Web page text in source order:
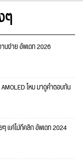
ๆ
นง่าย อัพเดท 2026
ไหม มาดูคำตอบกัน
แค่ไม่กี่คลิก อัพเดท 2024